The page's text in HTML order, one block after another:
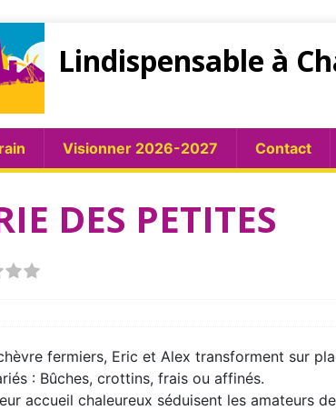
Lindispensable à
Visionner 2026-2027 Contact
DES PETITES
fermiers, Eric et Alex transforment sur
: Bûches, crottins, frais ou affinés.
accueil chaleureux séduisent les amateurs